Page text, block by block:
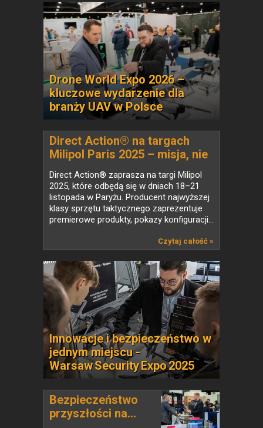
Drone World Expo 2026 –
kluczowe wydarzenie dla
branży UAV w Polsce
Direct Action® na targach
Milipol Paris 2025 – misja, nie
rutyna
Direct Action® zaprasza na targi Milipol
2025, które odbędą się w dniach 18–21
listopada w Paryżu. Producent najwyższej
klasy sprzętu taktycznego zaprezentuje
premierowe produkty, pokazy konfiguracji...
Czytaj całość »
Innowacje i bezpieczeństwo w
jednym miejscu -
Warsaw Security Expo 2025
Bezpieczeństwo
przyszłości na...